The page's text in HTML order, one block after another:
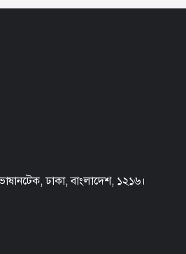
ঢাকা, বাংলাদেশ, ১২১৬।